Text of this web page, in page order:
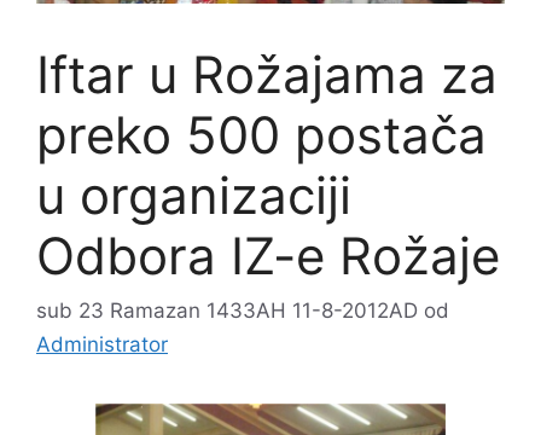
Iftar u Rožajama za
preko 500 postača
u organizaciji
Odbora IZ-e Rožaje
sub 23 Ramazan 1433AH 11-8-2012AD od
Administrator